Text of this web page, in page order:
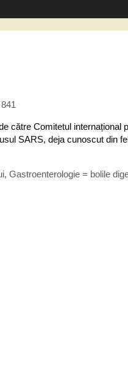
către Comitetul
SARS, deja cunoscut din
, Gastroenterologie = bolile